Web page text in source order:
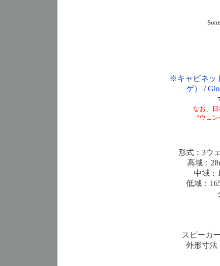
※キャビネッ
ゲ）
/
なお、日
“ウェ
形式：3ウ
高域：
中域：
低域：
スピーカ
外形寸法